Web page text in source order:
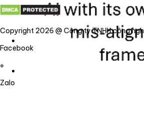
Copyright 2026 @ Công ty TNHH công
Facebook
Zalo